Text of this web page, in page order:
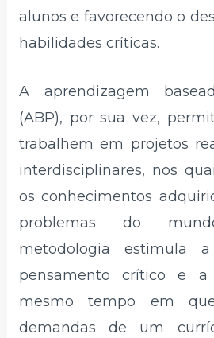
alunos e favorecendo o
habilidades críticas.
A aprendizagem
(ABP), por sua vez,
trabalhem em projetos
interdisciplinares, nos
os conhecimentos
problemas do
metodologia estimula
pensamento crítico e a
mesmo tempo em
demandas de um